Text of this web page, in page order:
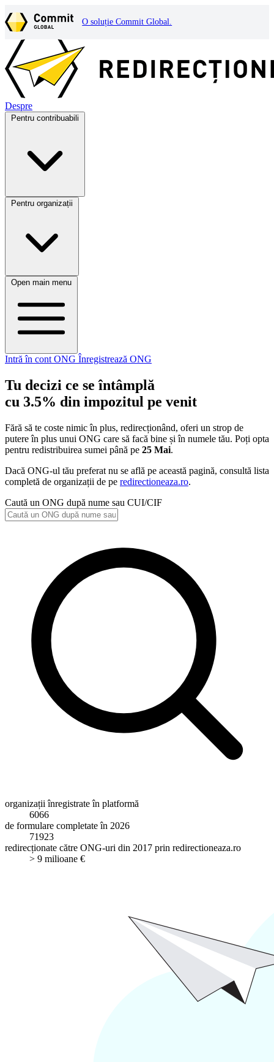
O soluție Commit Global.
Despre
Pentru contribuabili
Pentru organizații
Open main menu
Intră în cont ONG Înregistrează ONG
Tu decizi ce se întâmplă
cu 3.5% din impozitul pe venit
Fără să te coste nimic în plus, redirecționând, oferi un strop de
putere în plus unui ONG care să facă bine și în numele tău. Poți opta
pentru redistribuirea sumei până pe 25 Mai.
Dacă ONG-ul tău preferat nu se află pe această pagină, consultă lista
completă de organizații de pe redirectioneaza.ro.
Caută un ONG după nume sau CUI/CIF
organizații înregistrate în platformă
6066
de formulare completate în 2026
71923
redirecționate către ONG-uri din 2017 prin redirectioneaza.ro
> 9 milioane €